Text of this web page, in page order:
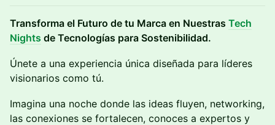
Transforma el Futuro de tu Marca en Nuestras Tech
Nights de Tecnologías para Sostenibilidad.
Únete a una experiencia única diseñada para líderes
visionarios como tú.
Imagina una noche donde las ideas fluyen, networking,
las conexiones se fortalecen, conoces a expertos y